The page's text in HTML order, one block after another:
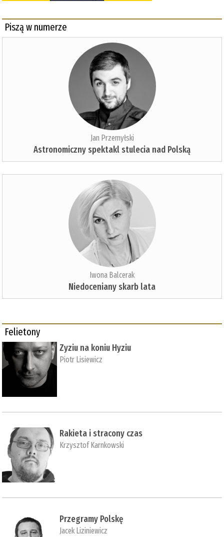
Piszą w numerze
Jan Przemyłski
Astronomiczny spektakl stulecia nad Polską
Iwona Balcerak
Niedoceniany skarb lata
Felietony
Zyziu na koniu Hyziu
Piotr Lisiewicz
Rakieta i stracony czas
Krzysztof Karnkowski
Przegramy Polskę
Jacek Liziniewicz